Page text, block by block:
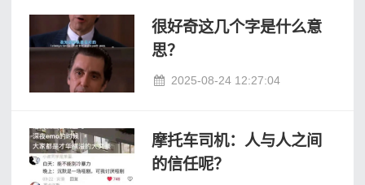
很好奇这几个字是什么意
思？
2025-08-24 12:27:04
摩托车司机：人与人之间
的信任呢？